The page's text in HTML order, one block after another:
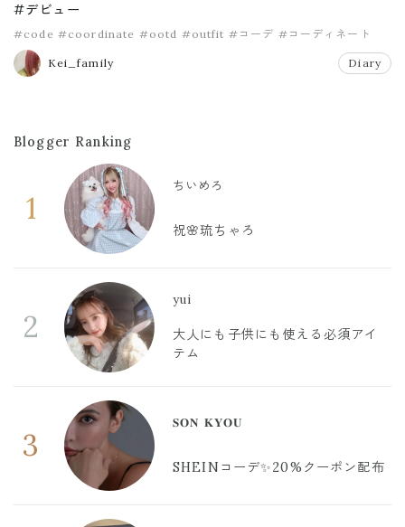
#デビュー
#code #coordinate #ootd #outfit #コーデ #コーディネート
Kei_family Diary
Blogger Ranking
1
ちいめろ
祝🌸琉ちゃろ
2
yui
大人にも子供にも使える必須アイ
テム
3
𝐒𝐎𝐍 𝐊𝐘𝐎𝐔
SHEINコーデ✨20%クーポン配布